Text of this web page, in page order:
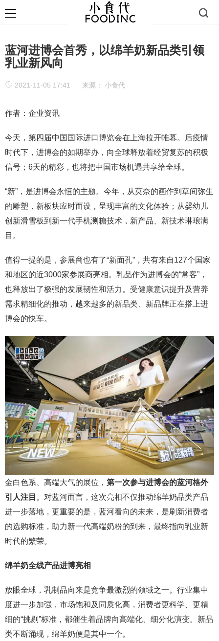
蓝河进博会首秀，以绵羊奶新品类引领
乳业新风向
2021-11-05 17:41 来源： 小食代
作者：企业资讯
今天，第四届中国国际进口博览会在上海拉开帷幕。后疫情
时代下，进博会的如期举办，向全球释放着经贸复苏的积极
信号；6天的精彩，也将把中国市场机遇共享给全球。
“新”，是进博会永恒的主题。今年，从莫奈的画作到草间弥生
的雕塑，新板块应时而设，呈现丰富的文化体验；从婴幼儿
创新滑雪板到新一代手机测糖技术，新产品、新技术琳琅满
目。
值得一提的是，参展商也有了“新面孔”，共有来自127个国家
和地区的近3000家参展商亮相。乳品作为进博会的“常客”，
也释放出了极强的发展韧性和活力。受健康意识提升及营养
需求精细化的推动，越来越多的新品类、新品牌正在搭上进
博会的快车。
金白色系、高端大气的展位， 第一次参与进博会的蓝河格外
引人注目 。对蓝河而言，这次亮相不仅推动绵羊奶品类产品
进一步落地，更重要的是，蓝河看向的未来，是刷新消费者
的选购标准，助力新一代高端奶粉的到来，最终指向乳业新
时代的繁荣。
绵羊奶全线产品进博亮相
放眼全球，乳制品向来是竞争最激烈的领域之一。行业集中
度进一步加强，市场饱和及同质化高，消费者更科学、更精
细的“挑剔”标准，都催生着品牌向高端化、细分化演变。新品
类不断涌现，绵羊奶便是其中一个。